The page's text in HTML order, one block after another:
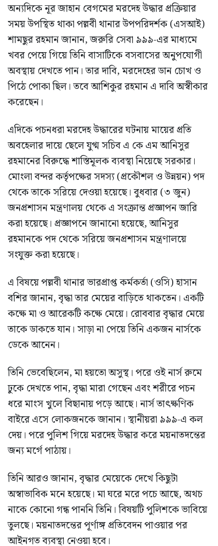
অন্যদিকে নূর জাহান বেগমের মরদেহ উদ্ধার প্রক্রিয়ার
সময় উপস্থিত থাকা পল্লবী থানার উপপরিদর্শক (এসআই)
শামছুর রহমান জানান, জরুরি সেবা ৯৯৯-এর মাধ্যমে
খবর পেয়ে গিয়ে তিনি বাসাটিকে বসবাসের অনুপযোগী
অবস্থায় দেখতে পান। তার দাবি, মরদেহের ডান চোখ ও
পিঠে পোকা ছিল। তবে আশিকুর রহমান এ দাবি অস্বীকার
করেছেন।
এদিকে পচনধরা মরদেহ উদ্ধারের ঘটনায় মায়ের প্রতি
অবহেলার দায়ে ছেলে যুগ্ম সচিব এ কে এম আনিসুর
রহমানের বিরুদ্ধে শাস্তিমূলক ব্যবস্থা নিয়েছে সরকার।
মোংলা বন্দর কর্তৃপক্ষের সদস্য (প্রকৌশল ও উন্নয়ন) পদ
থেকে তাকে সরিয়ে দেওয়া হয়েছে। বুধবার (৩ জুন)
জনপ্রশাসন মন্ত্রণালয় থেকে এ সংক্রান্ত প্রজ্ঞাপন জারি
করা হয়েছে। প্রজ্ঞাপনে জানানো হয়েছে, আনিসুর
রহমানকে পদ থেকে সরিয়ে জনপ্রশাসন মন্ত্রণালয়ে
সংযুক্ত করা হয়েছে।
এ বিষয়ে পল্লবী থানার ভারপ্রাপ্ত কর্মকর্তা (ওসি) হাসান
বশির জানান, বৃদ্ধা তার মেয়ের বাড়িতে থাকতেন। একটি
কক্ষে মা ও আরেকটি কক্ষে মেয়ে। রোববার বৃদ্ধার মেয়ে
তাকে ডাকতে যান। সাড়া না পেয়ে তিনি একজন নার্সকে
ডেকে আনেন।
তিনি ভেবেছিলেন, মা হয়তো অসুস্থ। পরে ওই নার্স রুমে
ঢুকে দেখতে পান, বৃদ্ধা মারা গেছেন এবং শরীরে পচন
ধরে মাংস খুলে বিছানায় পড়ে আছে। নার্স তাৎক্ষণিক
বাইরে এসে লোকজনকে জানান। স্থানীয়রা ৯৯৯-এ কল
দেয়। পরে পুলিশ গিয়ে মরদেহ উদ্ধার করে ময়নাতদন্তের
জন্য মর্গে পাঠায়।
তিনি আরও জানান, বৃদ্ধার মেয়েকে দেখে কিছুটা
অস্বাভাবিক মনে হয়েছে। মা ঘরে মরে পচে আছে, অথচ
নাকে কোনো গন্ধ পাননি তিনি। বিষয়টি পুলিশকে ভাবিয়ে
তুলছে। ময়নাতদন্তের পূর্ণাঙ্গ প্রতিবেদন পাওয়ার পর
আইনগত ব্যবস্থা নেওয়া হবে।